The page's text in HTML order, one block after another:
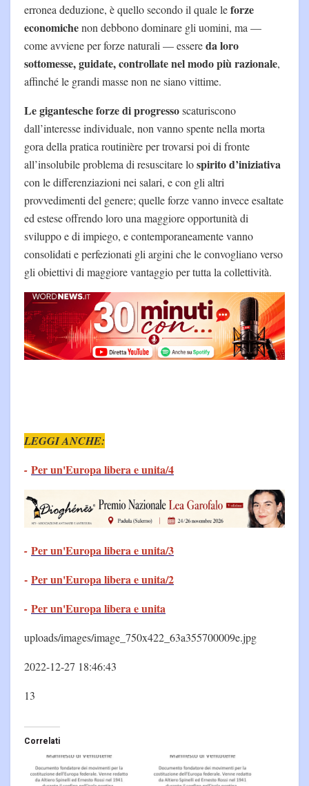
erronea deduzione, è quello secondo il quale leforze
economichenon debbono dominare gli uomini, ma —
come avviene per forze naturali — essereda loro
sottomesse, guidate, controllate nel modo più razionale,
affinché le grandi masse non ne siano vittime.
Le gigantesche forze di progressoscaturiscono
dall’interesse individuale, non vanno spente nella morta
gora della pratica routinière per trovarsi poi di fronte
all’insolubile problema di resuscitare lospirito d’iniziativa
con le differenziazioni nei salari, e con gli altri
provvedimenti del genere; quelle forze vanno invece esaltate
ed estese offrendo loro una maggiore opportunità di
sviluppo e di impiego, e contemporaneamente vanno
consolidati e perfezionati gli argini che le convogliano verso
gli obiettivi di maggiore vantaggio per tutta la collettività.
LEGGI ANCHE:
- Per un'Europa libera e unita/4
- Per un'Europa libera e unita/3
- Per un'Europa libera e unita/2
- Per un'Europa libera e unita
uploads/images/image_750x422_63a355700009e.jpg
2022-12-27 18:46:43
13
Correlati